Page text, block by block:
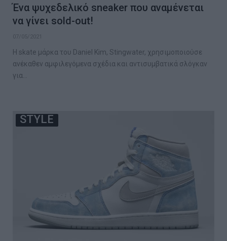
Ένα ψυχεδελικό sneaker που αναμένεται
να γίνει sold-out!
07/05/2021
Η skate μάρκα του Daniel Kim, Stingwater, χρησιμοποιούσε
ανέκαθεν αμφιλεγόμενα σχέδια και αντισυμβατικά σλόγκαν
για…
STYLE